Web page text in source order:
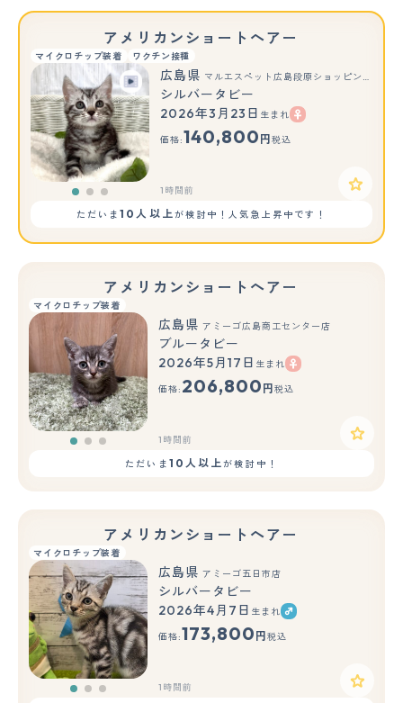
アメリカンショートヘアー
マイクロチップ装着 ワクチン接種
もっと見る
広島県 マルエスペット広島段原ショッピングセンター店
シルバータビー
2026年3月23日 生まれ
価格:140,800 円 税込
1時間前
ただいま10人以上が検討中！人気急上昇中です！
アメリカンショートヘアー
マイクロチップ装着
もっと見る
広島県 アミーゴ広島商工センター店
ブルータビー
2026年5月17日 生まれ
価格: 206,800 円 税込
1時間前
ただいま 10人以上が検討中！
アメリカンショートヘアー
マイクロチップ装着
もっと見る
広島県 アミーゴ五日市店
シルバータビー
2026年4月7日 生まれ
価格:173,800 円 税込
1時間前